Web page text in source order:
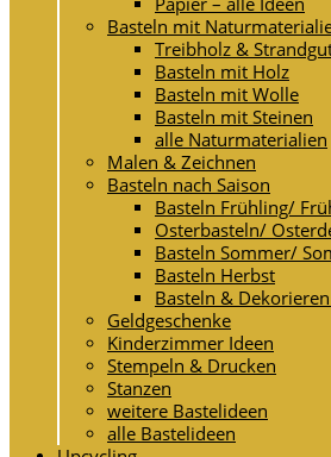
Basteln mit
Treibholz &
Basteln mit Holz
Basteln mit Wolle
Basteln mit Steinen
alle Naturmaterialien
Malen & Zeichnen
Basteln nach Saison
Basteln Frühling/
Osterbasteln/
Basteln Sommer/
Basteln Herbst
Basteln &
Geldgeschenke
Kinderzimmer Ideen
Stempeln & Drucken
Stanzen
weitere Bastelideen
alle Bastelideen